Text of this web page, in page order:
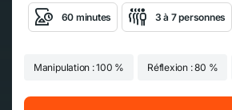
60 minutes 3 à 7 personnes
Manipulation : 100 % Réflexion : 80 %